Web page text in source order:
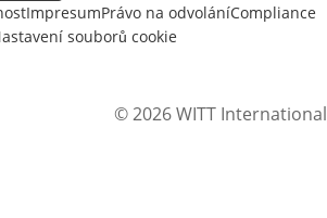
ImpresumPrávo na odvoláníCompliance
souborů cookie
© 2026 WITT International